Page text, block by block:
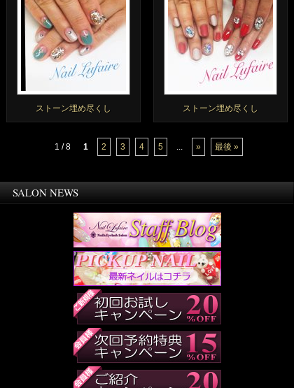
ストーン埋め尽くし ストーン埋め尽くし
1 / 8 1 2 3 4 5 » 最後 »
SALON NEWS